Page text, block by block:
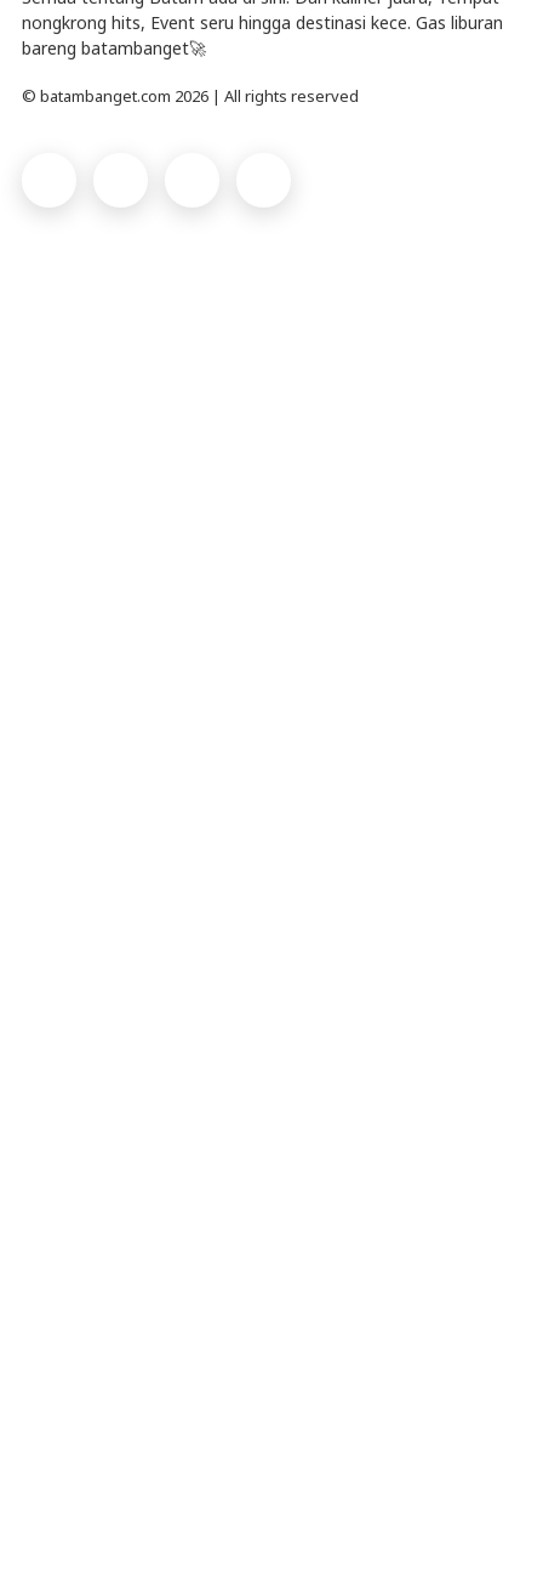
nongkrong hits, Event seru hingga destinasi kece. Gas liburan
bareng batambanget🚀
© batambanget.com 2026 | All rights reserved